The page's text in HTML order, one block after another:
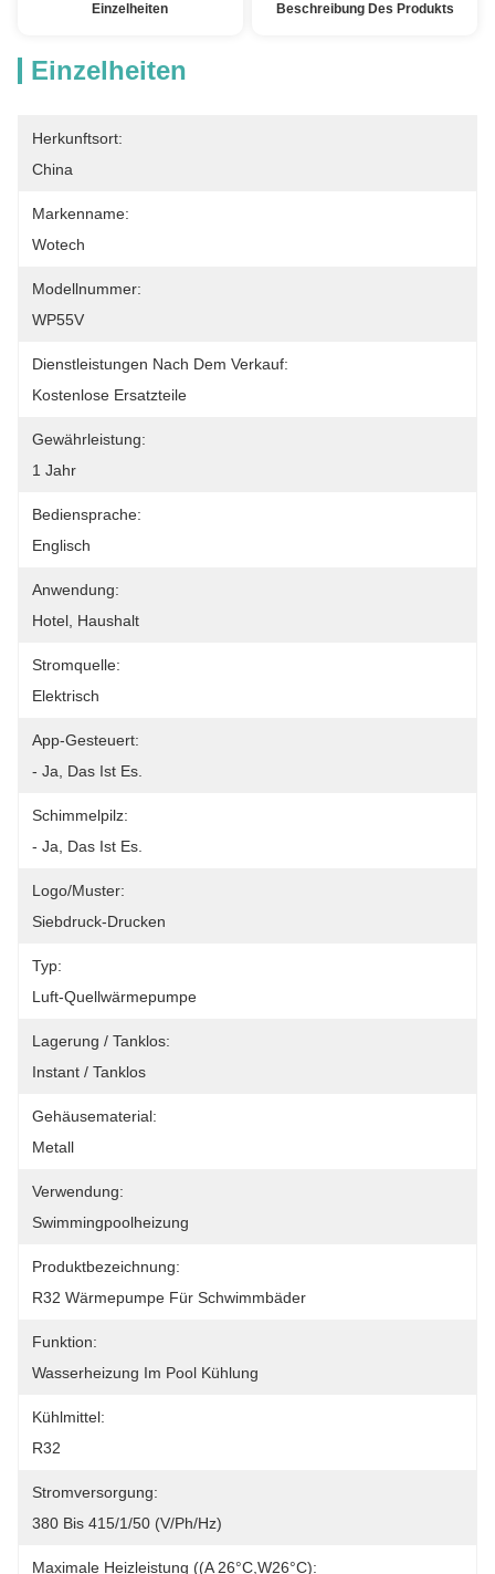
Einzelheiten Beschreibung Des Produkts
Einzelheiten
Herkunftsort:
China
Markenname:
Wotech
Modellnummer:
WP55V
Dienstleistungen Nach Dem Verkauf:
Kostenlose Ersatzteile
Gewährleistung:
1 Jahr
Bediensprache:
Englisch
Anwendung:
Hotel, Haushalt
Stromquelle:
Elektrisch
App-Gesteuert:
- Ja, Das Ist Es.
Schimmelpilz:
- Ja, Das Ist Es.
Logo/Muster:
Siebdruck-Drucken
Typ:
Luft-Quellwärmepumpe
Lagerung / Tanklos:
Instant / Tanklos
Gehäusematerial:
Metall
Verwendung:
Swimmingpoolheizung
Produktbezeichnung:
R32 Wärmepumpe Für Schwimmbäder
Funktion:
Wasserheizung Im Pool Kühlung
Kühlmittel:
R32
Stromversorgung:
380 Bis 415/1/50 (V/Ph/Hz)
Maximale Heizleistung ((A 26°C,W26°C):